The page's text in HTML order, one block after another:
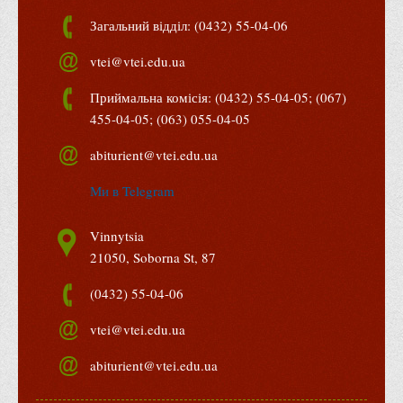
Правила безпечної поведінки учасників освітнього процесу в
умовах війни
Що можна і не можна знімати, показувати під час війни
Контакти державних та громадських організацій, які
допомагають тим, хто пережили сексуальне насильство,
10 точних фактів про наркотики. З’ясуй правду про
наркотики. Врятуй чиєсь життя
3D тур
SEL
Smart Electronic Learning
Репозиторій
Структура
Загальний відділ: (0432) 55-04-06
vtei@vtei.edu.ua
Приймальна комісія: (0432) 55-04-05; (067)
455-04-05; (063) 055-04-05
abiturient@vtei.edu.ua
Ми в Telegram
Vinnytsia
21050, Soborna St, 87
(0432) 55-04-06
vtei@vtei.edu.ua
abiturient@vtei.edu.ua